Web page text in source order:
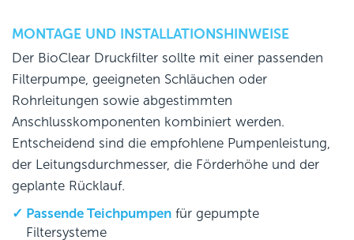
MONTAGE UND INSTALLATIONSHINWEISE
Der BioClear Druckfilter sollte mit einer passenden
Filterpumpe, geeigneten Schläuchen oder
Rohrleitungen sowie abgestimmten
Anschlusskomponenten kombiniert werden.
Entscheidend sind die empfohlene Pumpenleistung,
der Leitungsdurchmesser, die Förderhöhe und der
geplante Rücklauf.
Passende Teichpumpen für gepumpte
Filtersysteme